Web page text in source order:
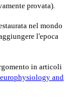
provata).
nel mondo
l'epoca
in articoli
and